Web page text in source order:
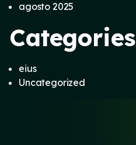
agosto 2025
Categories
eius
Uncategorized